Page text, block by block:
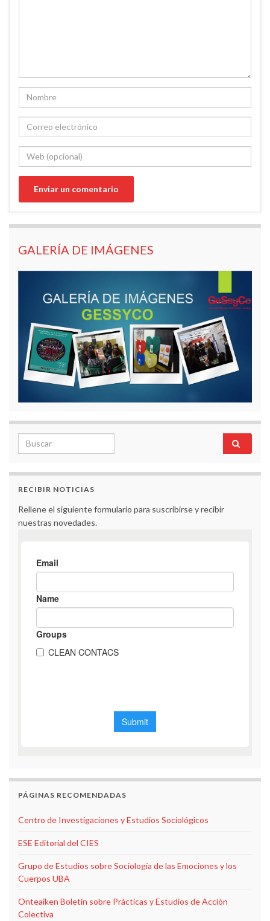
GALERÍA DE IMÁGENES
Search for:
RECIBIR NOTICIAS
Rellene el siguiente formulario para suscribirse y recibir
nuestras novedades.
PÁGINAS RECOMENDADAS
Centro de Investigaciones y Estudios Sociológicos
ESE Editorial del CIES
Grupo de Estudios sobre Sociología de las Emociones y los
Cuerpos UBA
Onteaiken Boletín sobre Prácticas y Estudios de Acción
Colectiva